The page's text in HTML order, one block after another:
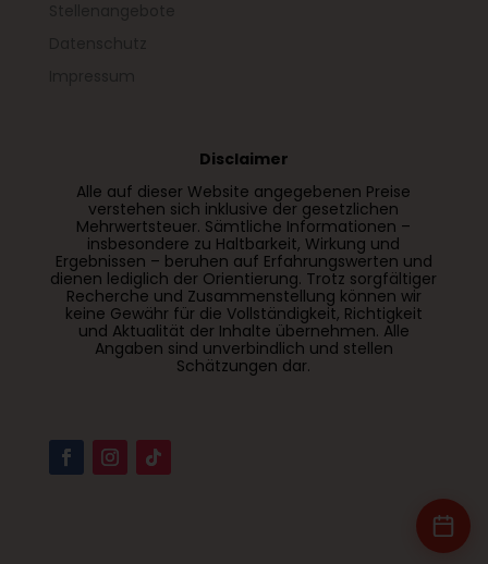
Disclaimer
Alle auf dieser Website angegebenen Preise
verstehen sich inklusive der gesetzlichen
Mehrwertsteuer. Sämtliche Informationen –
insbesondere zu Haltbarkeit, Wirkung und
Ergebnissen – beruhen auf Erfahrungswerten und
dienen lediglich der Orientierung. Trotz sorgfältiger
Recherche und Zusammenstellung können wir
keine Gewähr für die Vollständigkeit, Richtigkeit
und Aktualität der Inhalte übernehmen. Alle
Angaben sind unverbindlich und stellen
Schätzungen dar.